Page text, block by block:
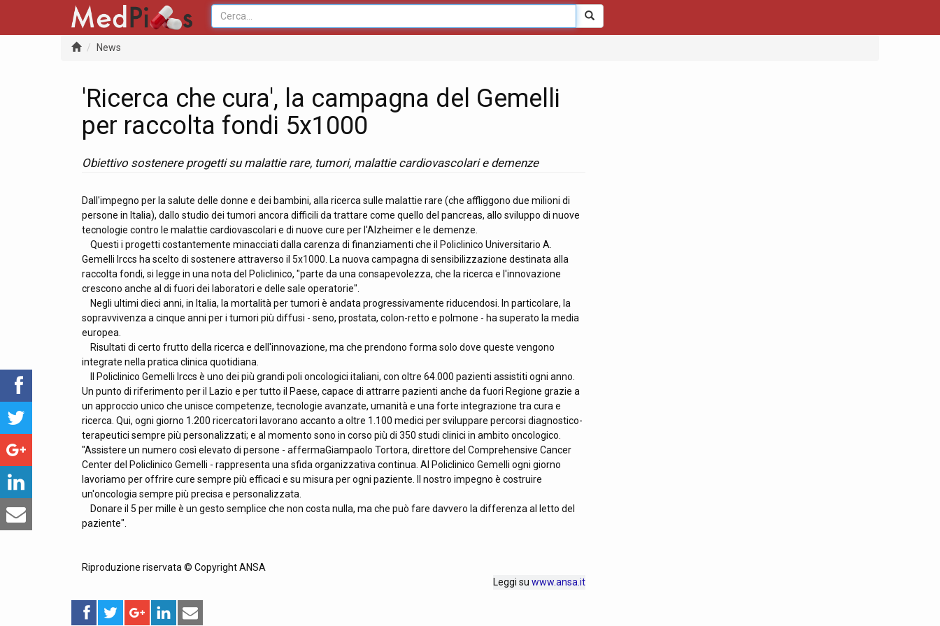
News
'Ricerca che cura', la campagna del Gemelli
per raccolta fondi 5x1000
Obiettivo sostenere progetti su malattie rare, tumori, malattie cardiovascolari e demenze
Dall'impegno per la salute delle donne e dei bambini, alla ricerca sulle malattie rare (che affliggono due milioni di
persone in Italia), dallo studio dei tumori ancora difficili da trattare come quello del pancreas, allo sviluppo di nuove
tecnologie contro le malattie cardiovascolari e di nuove cure per l'Alzheimer e le demenze.
Questi i progetti costantemente minacciati dalla carenza di finanziamenti che il Policlinico Universitario A.
Gemelli Irccs ha scelto di sostenere attraverso il 5x1000. La nuova campagna di sensibilizzazione destinata alla
raccolta fondi, si legge in una nota del Policlinico, "parte da una consapevolezza, che la ricerca e l'innovazione
crescono anche al di fuori dei laboratori e delle sale operatorie".
Negli ultimi dieci anni, in Italia, la mortalità per tumori è andata progressivamente riducendosi. In particolare, la
sopravvivenza a cinque anni per i tumori più diffusi - seno, prostata, colon-retto e polmone - ha superato la media
europea.
Risultati di certo frutto della ricerca e dell'innovazione, ma che prendono forma solo dove queste vengono
integrate nella pratica clinica quotidiana.
Il Policlinico Gemelli Irccs è uno dei più grandi poli oncologici italiani, con oltre 64.000 pazienti assistiti ogni anno.
Un punto di riferimento per il Lazio e per tutto il Paese, capace di attrarre pazienti anche da fuori Regione grazie a
un approccio unico che unisce competenze, tecnologie avanzate, umanità e una forte integrazione tra cura e
ricerca. Qui, ogni giorno 1.200 ricercatori lavorano accanto a oltre 1.100 medici per sviluppare percorsi diagnostico-
terapeutici sempre più personalizzati; e al momento sono in corso più di 350 studi clinici in ambito oncologico.
"Assistere un numero così elevato di persone - affermaGiampaolo Tortora, direttore del Comprehensive Cancer
Center del Policlinico Gemelli - rappresenta una sfida organizzativa continua. Al Policlinico Gemelli ogni giorno
lavoriamo per offrire cure sempre più efficaci e su misura per ogni paziente. Il nostro impegno è costruire
un'oncologia sempre più precisa e personalizzata.
Donare il 5 per mille è un gesto semplice che non costa nulla, ma che può fare davvero la differenza al letto del
paziente".
Riproduzione riservata © Copyright ANSA
Leggi su www.ansa.it